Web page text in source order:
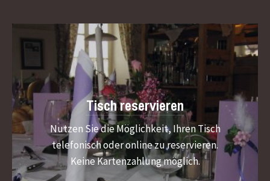
Tisch reservieren
Nutzen Sie die Möglichkeit, Ihren Tisch
telefonisch oder online zu reservieren.
Keine Kartenzahlung möglich.